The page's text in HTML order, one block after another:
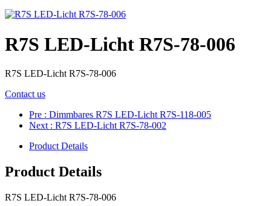
R7S LED-Licht R7S-78-006
R7S LED-Licht R7S-78-006
Contact us
Pre : Dimmbares R7S LED-Licht R7S-118-005
Next : R7S LED-Licht R7S-78-002
Product Details
Product Details
R7S LED-Licht R7S-78-006